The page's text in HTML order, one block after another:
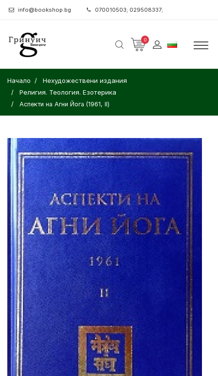
info@bookshop.bg 070010503; 029508337;
0
Начало
Нехудожествени издания
Религия. Теология. Езотерика
Аспекти на Агни Йога (1961, II)